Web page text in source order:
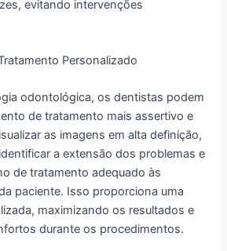
evitando intervenções
Personalizado
odontológica, os dentistas podem
de tratamento mais assertivo e
as imagens em alta definição,
a extensão dos problemas e
de tratamento adequado às
paciente. Isso proporciona uma
maximizando os resultados e
durante os procedimentos.